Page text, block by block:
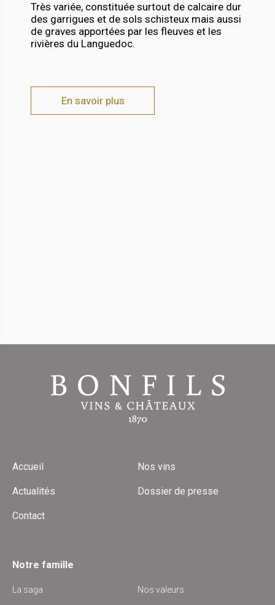
Très variée, constituée surtout de calcaire dur
des garrigues et de sols schisteux mais aussi
de graves apportées par les fleuves et les
rivières du Languedoc.
En savoir plus
Accueil Nos vins
Actualités Dossier de presse
Contact
Notre famille
La saga Nos valeurs